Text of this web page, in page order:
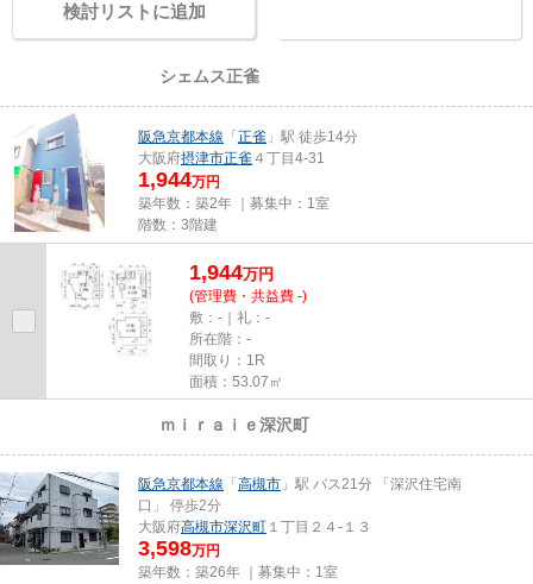
検討リストに追加
シェムス正雀
阪急京都本線 「 正雀 」駅 徒歩14分
大阪府摂津市正雀 ４丁目4-31
1,944万円
築年数：築2年 ｜募集中： 1室
階数：3階建
1,944万円
(管理費・共益費 -)
敷：-｜礼：-
所在階：-
間取り：1R
面積：53.07㎡
ｍｉｒａｉｅ深沢町
阪急京都本線 「 高槻市 」駅 バス21分 「深沢住宅南
口」 停歩2分
大阪府高槻市深沢町 １丁目２４-１３
3,598万円
築年数：築26年 ｜募集中： 1室